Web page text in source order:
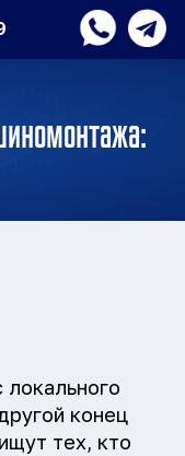
конец
тех, кто